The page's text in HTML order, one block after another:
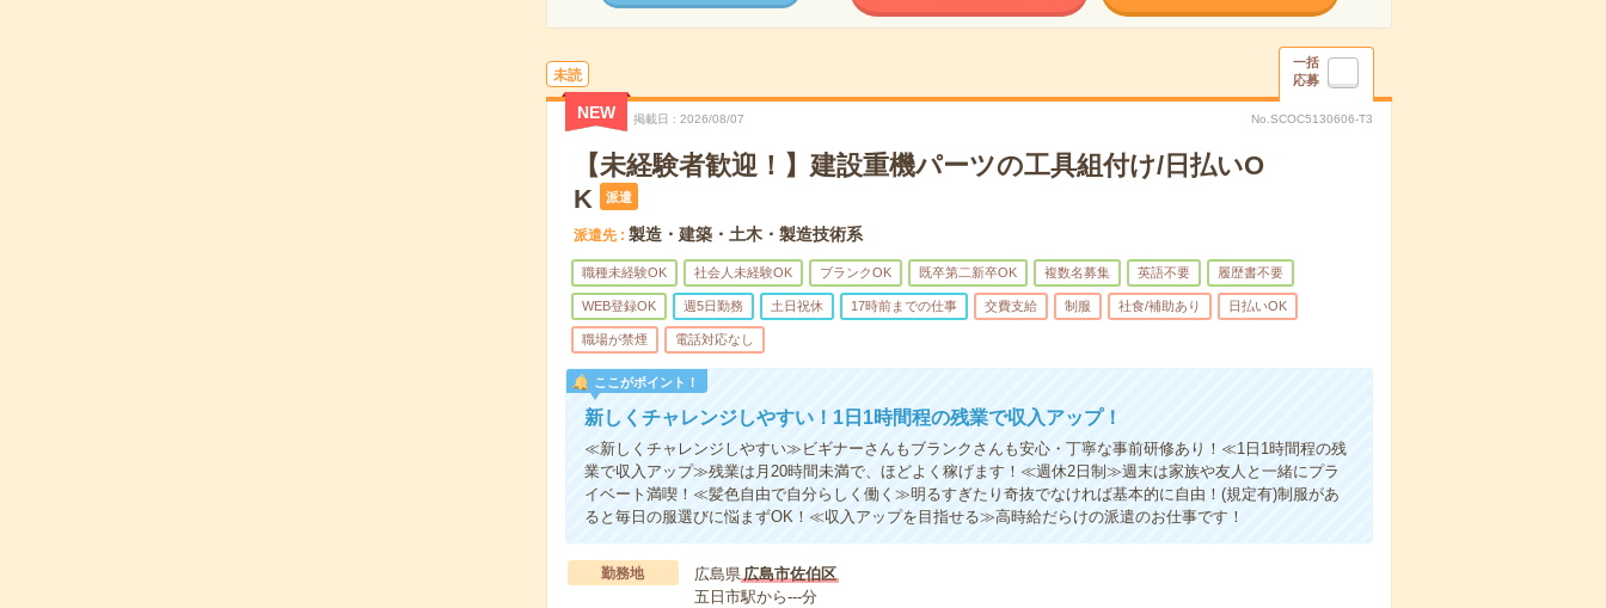
未読
一括
応募
NEW 掲載日 2026/08/07 No.SCOC5130606-T3
【未経験者歓迎！】建設重機パーツの工具組付け/日払いO
K
派遣
派遣先 製造・建築・土木・製造技術系
職種未経験OK 社会人未経験OK ブランクOK 既卒第二新卒OK 複数名募集 英語不要 履歴書不要
WEB登録OK 週5日勤務 土日祝休 17時前までの仕事 交費支給 制服 社食/補助あり 日払いOK
職場が禁煙 電話対応なし
ここがポイント！
新しくチャレンジしやすい！1日1時間程の残業で収入アップ！
≪新しくチャレンジしやすい≫ビギナーさんもブランクさんも安心・丁寧な事前研修あり！≪1日1時間程の残
業で収入アップ≫残業は月20時間未満で、ほどよく稼げます！≪週休2日制≫週末は家族や友人と一緒にプラ
イベート満喫！≪髪色自由で自分らしく働く≫明るすぎたり奇抜でなければ基本的に自由！(規定有)制服があ
ると毎日の服選びに悩まずOK！≪収入アップを目指せる≫高時給だらけの派遣のお仕事です！
勤務地 広島県 広島市佐伯区
五日市駅から---分